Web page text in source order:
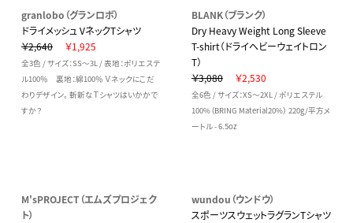
granlobo（グランロボ）
ドライメッシュ VネックTシャツ
￥2,640
￥1,925
全3色 / サイズ：SS～3L / 表地：ポリエステ
ル100％ 裏地：綿100％ Ｖネックにこだ
わりデザイン。 斬新なＴシャツはいかかで
すか？
BLANK（ブランク）
Dry Heavy Weight Long Sleeve
T-shirt（ドライヘビーウェイトロン
T）
￥3,080
￥2,530
全6色 / サイズ：XS～2XL / ポリエステル
100%（BRING Material20%） 220g/平方メ
ートル - 6.5oz
M'sPROJECT（エムズプロジェク
ト）
wundou（ウンドウ）
スポーツスウェットラグランTシャツ